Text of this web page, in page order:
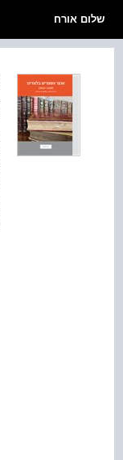
שלום אורח